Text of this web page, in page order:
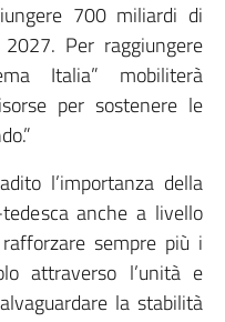
700 miliardi di
Per raggiungere
Italia” mobiliterà
per sostenere le
l’importanza della
anche a livello
sempre più i
attraverso l’unità e
la stabilità